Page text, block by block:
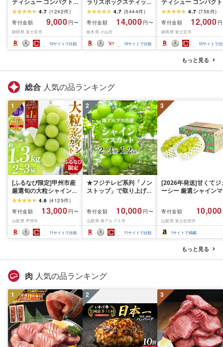
ティシュー コンパクト
シングル [個数が選べ
る:16・32・64 ロール]
1.5倍巻 82.5m トイレッ
トペーパー シングル パ
ルプ100% 香りつき 日用
品 消耗品 備蓄 ふるさと
4.7 (1242件)
寄付金額
9,000 円〜
静岡県 富士宮市
10サイトで比較
ラリスボックスティッシ
ュ60箱(1箱220組(440
枚))(5個入り×12セット)_
ティッシュ ティッシュ
ペーパー 日用品 常備品
生活用品 まとめ買い [配
送不可地域:離島・沖縄
4.7 (5444件)
寄付金額
14,000 円〜
栃木県 小山市
10サイトで比較
ティシュー コンパクト
ダブル [選べるロール
数:32・64 ロール] 1.5
巻 45m トイレットペ
パー ダブル パルプ
香りつき 日用品 消耗
備蓄 ふるさと納税 ふ
さと 送料無料 静岡県
4.7 (756件)
寄付金額
12,000
静岡県 富士宮市
10サイトで
もっと見る
総合 人気の品ランキング
1
[ふるなび限定]甲州市産
厳選旬の大粒シャインマ
スカット 約1.3kg 2〜3
房[2026年発送]
(MG)B12-472 FN-
Limited-VO シャインマ
スカット フルーツ
4.6 (4125件)
寄付金額
13,000 円〜
山梨県 甲州市
11サイトで比較
2
★フジテレビ系列「ノン
ストップ」で取り上げら
先行予約]南アルプス市
産シャインマスカット
1.2kg以上(2〜3房)ふる
さと納税 おすすめ 山梨
県 南アルプス市 送料無
寄付金額 10,000 円〜
山梨県 南アルプス市
11サイトで比較
3
[2026年発送]甘くてジ
ーシー 厳選シャインマ
月前半(1〜15日)から
月下旬までの発送) フ
ーツ ぶどう 果物 山梨
産 2026 旬 大粒 高級
寄付金額 10,000
山梨県 富士吉田市
1サイトで掲載
もっと見る
肉 人気の品ランキング
1 2 3